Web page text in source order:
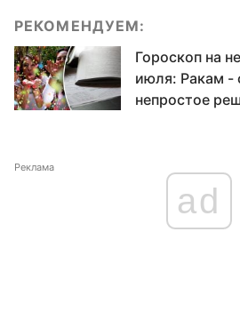
РЕКОМЕНДУЕМ:
Гороскоп на
июля: Ракам -
непростое
Реклама
ad